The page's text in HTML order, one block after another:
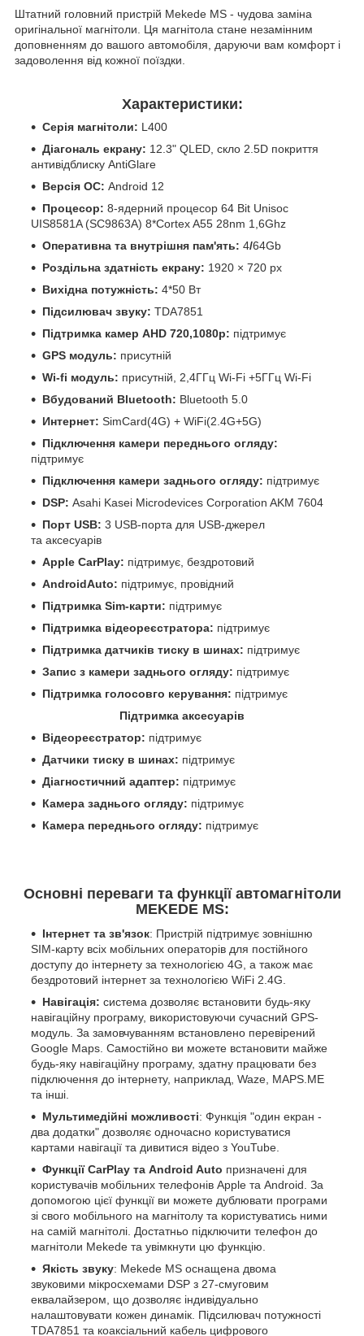
Штатний головний пристрій Mekede MS - чудова заміна
оригінальної магнітоли. Ця магнітола стане незамінним
доповненням до вашого автомобіля, даруючи вам комфорт і
задоволення від кожної поїздки.
Характеристики:
Серія магнітоли: L400
Діагональ екрану: 12.3" QLED, скло 2.5D покриття
антивідблиску AntiGlare
Версія ОС: Android 12
Процесор: 8-ядерний процесор 64 Bit Unisoc
UIS8581A (SC9863A) 8*Cortex A55 28nm 1,6Ghz
Оперативна та внутрішня пам'ять: 4/64Gb
Роздільна здатність екрану: 1920 × 720 px
Вихідна потужність: 4*50 Вт
Підсилювач звуку: TDA7851
Підтримка камер AHD 720,1080р: підтримує
GPS модуль: присутній
Wi-fi модуль: присутній, 2,4ГГц Wi-Fi +5ГГц Wi-Fi
Вбудований Bluetooth: Bluetooth 5.0
Интернет: SimCard(4G) + WiFi(2.4G+5G)
Підключення камери переднього огляду:
підтримує
Підключення камери заднього огляду: підтримує
DSP: Asahi Kasei Microdevices Corporation AKM 7604
Порт USB: 3 USB-порта для USB-джерел
та аксесуарів
Apple CarPlay: підтримує, бездротовий
AndroidAuto: підтримує, провідний
Підтримка Sim-карти: підтримує
Підтримка відеореєстратора: підтримує
Підтримка датчиків тиску в шинах: підтримує
Запис з камери заднього огляду: підтримує
Підтримка голосовго керування: підтримує
Підтримка аксесуарів
Відеореєстратор: підтримує
Датчики тиску в шинах: підтримує
Діагностичний адаптер: підтримує
Камера заднього огляду: підтримує
Камера переднього огляду: підтримує
Основні переваги та функції автомагнітоли
MEKEDE MS:
Інтернет та зв'язок: Пристрій підтримує зовнішню
SIM-карту всіх мобільних операторів для постійного
доступу до інтернету за технологією 4G, а також має
бездротовий інтернет за технологією WiFi 2.4G.
Навігація: система дозволяє встановити будь-яку
навігаційну програму, використовуючи сучасний GPS-
модуль. За замовчуванням встановлено перевірений
Google Maps. Самостійно ви можете встановити майже
будь-яку навігаційну програму, здатну працювати без
підключення до інтернету, наприклад, Waze, MAPS.ME
та інші.
Мультимедійні можливості: Функція "один екран -
два додатки" дозволяє одночасно користуватися
картами навігації та дивитися відео з YouTube.
Функції CarPlay та Android Auto призначені для
користувачів мобільних телефонів Apple та Android. За
допомогою цієї функції ви можете дублювати програми
зі свого мобільного на магнітолу та користуватись ними
на самій магнітолі. Достатньо підключити телефон до
магнітоли Mekede та увімкнути цю функцію.
Якість звуку: Mekede MS оснащена двома
звуковими мікросхемами DSP з 27-смуговим
еквалайзером, що дозволяє індивідуально
налаштовувати кожен динамік. Підсилювач потужності
TDA7851 та коаксіальний кабель цифрового